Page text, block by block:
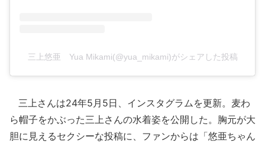
三上悠亜 Yua Mikami(@yua_mikami)がシェアした投稿
三上さんは24年5月5日、インスタグラムを更新。麦わ
ら帽子をかぶった三上さんの水着姿を公開した。胸元が大
胆に見えるセクシーな投稿に、ファンからは「悠亜ちゃん